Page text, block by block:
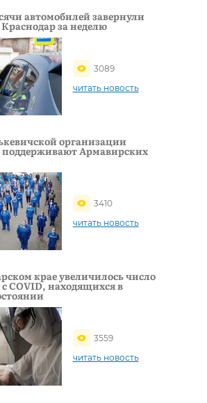
автомобилей завернули
Краснодар за неделю
3089
читать новость
организации
Армавирских
3410
читать новость
крае увеличилось число
COVID, находящихся в
3559
читать новость